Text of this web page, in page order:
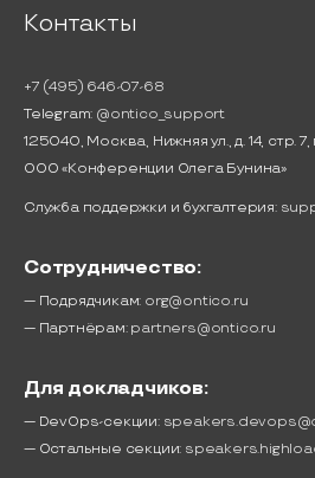
Контакты
+7 (495) 646-07-68
Telegram: @ontico_support
125040, Москва, Нижняя ул., д. 14, стр. 7,
ООО «Конференции Олега Бунина»
Служба поддержки и бухгалтерия:
Сотрудничество:
— Подрядчикам: org@ontico.ru
— Партнёрам: partners@ontico.ru
Для докладчиков:
— DevOps-секции:
— Остальные секции: